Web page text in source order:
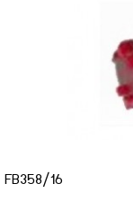
FB358/16